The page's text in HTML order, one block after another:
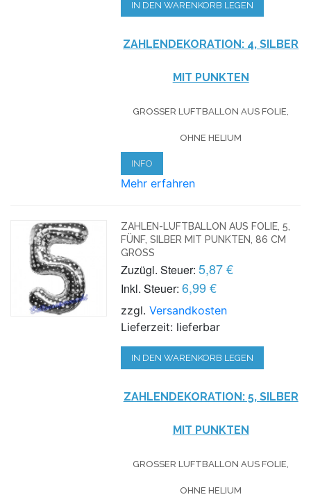
IN DEN WARENKORB LEGEN
ZAHLENDEKORATION: 4, SILBER
MIT PUNKTEN
GROSSER LUFTBALLON AUS FOLIE, O
HNE HELIUM
INFO
Mehr erfahren
ZAHLEN-LUFTBALLON AUS FOLIE, 5,
FÜNF, SILBER MIT PUNKTEN, 86 CM
GROSS
Zuzügl. Steuer: 5,87 €
Inkl. Steuer: 6,99 €
zzgl.Versandkosten
Lieferzeit: lieferbar
IN DEN WARENKORB LEGEN
ZAHLENDEKORATION: 5, SILBER
MIT PUNKTEN
GROSSER LUFTBALLON AUS FOLIE, O
HNE HELIUM